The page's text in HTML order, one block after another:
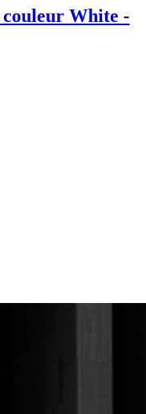
White -